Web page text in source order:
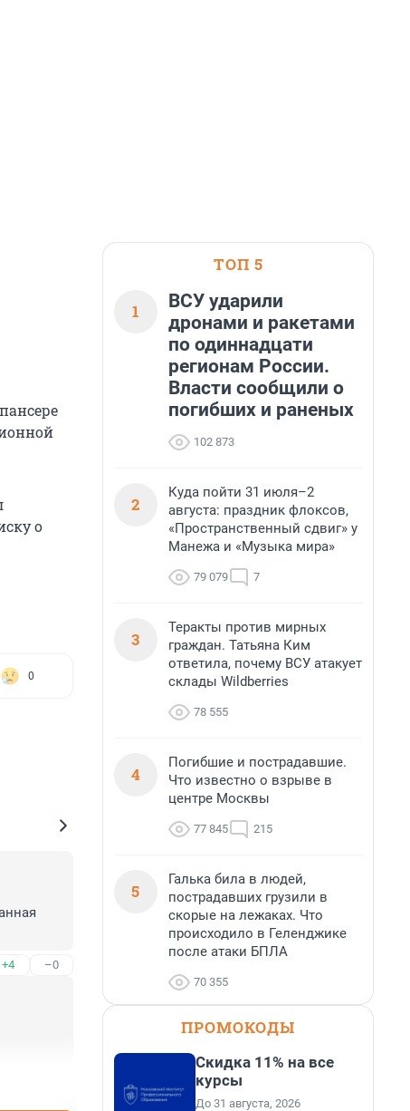
о
0
+4 –0
ТОП 5
1
ВСУ ударили
дронами и ракетами
по одиннадцати
регионам России.
Власти сообщили о
погибших и раненых
102 873
2
Куда пойти 31 июля–2
августа: праздник флоксов,
«Пространственный сдвиг» у
Манежа и «Музыка мира»
79 079 7
3
Теракты против мирных
граждан. Татьяна Ким
ответила, почему ВСУ атакует
склады Wildberries
78 555
4
Погибшие и пострадавшие.
Что известно о взрыве в
центре Москвы
77 845 215
5
Галька била в людей,
пострадавших грузили в
скорые на лежаках. Что
происходило в Геленджике
после атаки БПЛА
70 355
ПРОМОКОДЫ
Скидка 11% на все
курсы
До 31 августа, 2026